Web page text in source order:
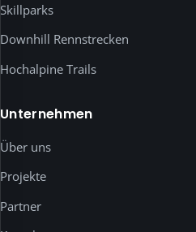
Skillparks
Downhill Rennstrecken
Hochalpine Trails
Unternehmen
Über uns
Projekte
Partner
nach
deiner
Einwilligung
Unten
du
jeden
Dienst
einzeln